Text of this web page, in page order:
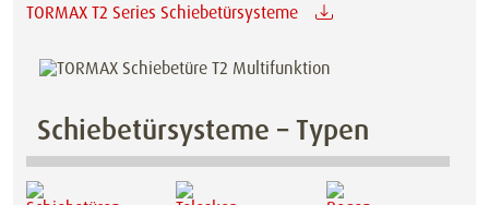
TORMAX T2 Series Schiebetürsysteme
Schiebetürsysteme – Typen